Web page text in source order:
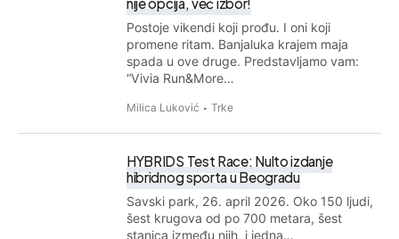
Postoje vikendi koji prođu. I oni koji
promene ritam. Banjaluka krajem maja
spada u ove druge. Predstavljamo vam:
“Vivia Run&More…
Milica Luković Trke
HYBRIDS Test Race: Nulto izdanje
hibridnog sporta u Beogradu
Savski park, 26. april 2026. Oko 150 ljudi,
šest krugova od po 700 metara, šest
stanica između njih, i jedna…